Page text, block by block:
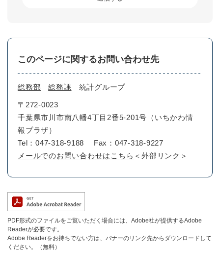
このページに関するお問い合わせ先
総務部 総務課 統計グループ
〒272-0023
千葉県市川市南八幡4丁目2番5-201号（いちかわ情
報プラザ）
Tel：047-318-9188
Fax：047-318-9227
メールでのお問い合わせはこちら ＜外部リンク＞
PDF形式のファイルをご覧いただく場合には、Adobe社が提供するAdobe
Readerが必要です。
Adobe Readerをお持ちでない方は、バナーのリンク先からダウンロードして
ください。（無料）